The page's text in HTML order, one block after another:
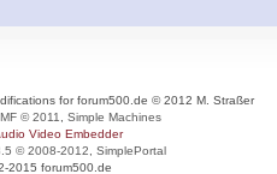
for forum500.de © 2012 M. Straßer
© 2011
Simple Machines
Video Embedder
© 2008-2012, SimplePortal
2015 forum500.de